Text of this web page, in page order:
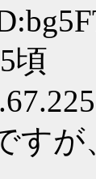
頃
す